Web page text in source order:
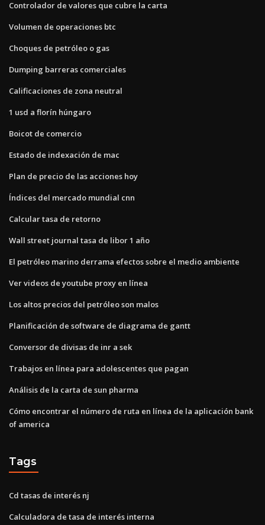
Controlador de valores que cubre la carta
Volumen de operaciones btc
Choques de petróleo o gas
Dumping barreras comerciales
Calificaciones de zona neutral
1 usd a florín húngaro
Boicot de comercio
Estado de indexación de mac
Plan de precio de las acciones hoy
Índices del mercado mundial cnn
Calcular tasa de retorno
Wall street journal tasa de libor 1 año
El petróleo marino derrama efectos sobre el medio ambiente
Ver videos de youtube proxy en línea
Los altos precios del petróleo son malos
Planificación de software de diagrama de gantt
Conversor de divisas de inr a sek
Trabajos en línea para adolescentes que pagan
Análisis de la carta de sun pharma
Cómo encontrar el número de ruta en línea de la aplicación bank
of america
Tags
Cd tasas de interés nj
Calculadora de tasa de interés interna